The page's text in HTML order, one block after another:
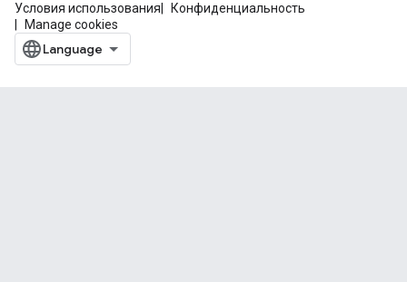
Условия использования
Конфиденциальность
Manage cookies